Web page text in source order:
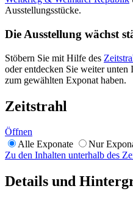
Ausstellungsstücke.
Die Ausstellung wächst
Stöbern Sie mit Hilfe des
oder entdecken Sie weiter
zum gewählten Exponat haben.
Zeitstrahl
Öffnen
Alle Exponate
Nur
Zu den Inhalten unterhalb des
Details und